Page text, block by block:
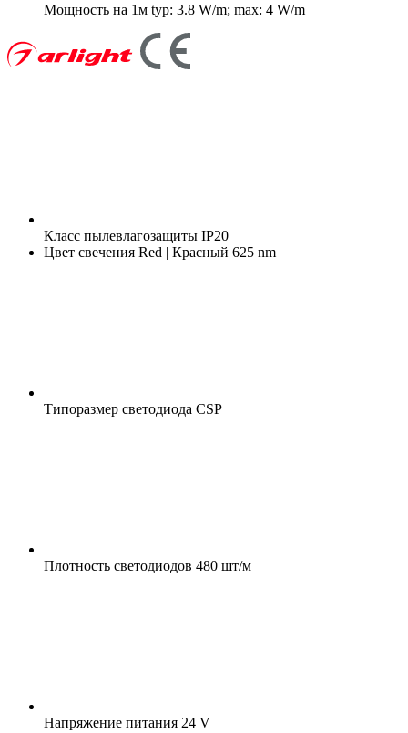
Мощность на 1м typ: 3.8 W/m; max: 4 W/m
Класс пылевлагозащиты IP20
Цвет свечения Red | Красный 625 nm
Типоразмер светодиода CSP
Плотность светодиодов 480 шт/м
Напряжение питания 24 V